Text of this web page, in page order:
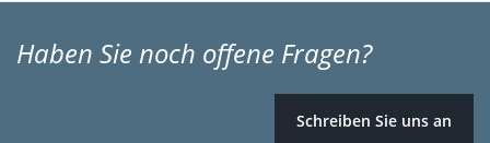
Haben Sie noch offene Fragen?
Schreiben Sie uns an